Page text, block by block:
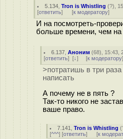
5.134 ,Tron is Whistling (?),
[ответить] [к модератору]
И на посмотреть-
больше времени, чем на
6.137 ,Аноним (68), 15:43,
[ответить] [↓] [к модератору]
>потратишь в три
написать
А почему не в пять ?
Так-то никого не
ваше право.
7.141 ,Tron is Whistling (
[^^^] [ответить] [к